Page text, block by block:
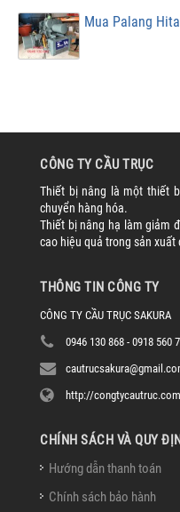
Mua Palang
CÔNG TY CẦU TRỤC
Thiết bị nâng là một thiết
chuyển hàng hóa.
Thiết bị nâng hạ làm giảm
cao hiệu quả trong sản xuất
THÔNG TIN CÔNG TY
CÔNG TY CẦU TRỤC SAKURA
0946 130 868 - 0918 560
http://congtycautruc.com
CHÍNH SÁCH VÀ QUY
Hướng dẫn thanh toán
Chính sách bảo hành